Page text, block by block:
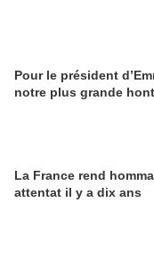
Pour le président
notre plus grande
La France rend
attentat il y a dix ans